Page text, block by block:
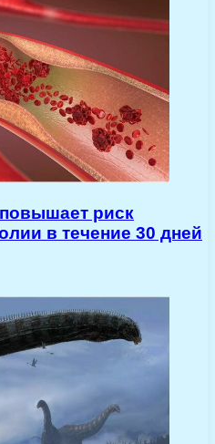
риск
в течение 30 дней